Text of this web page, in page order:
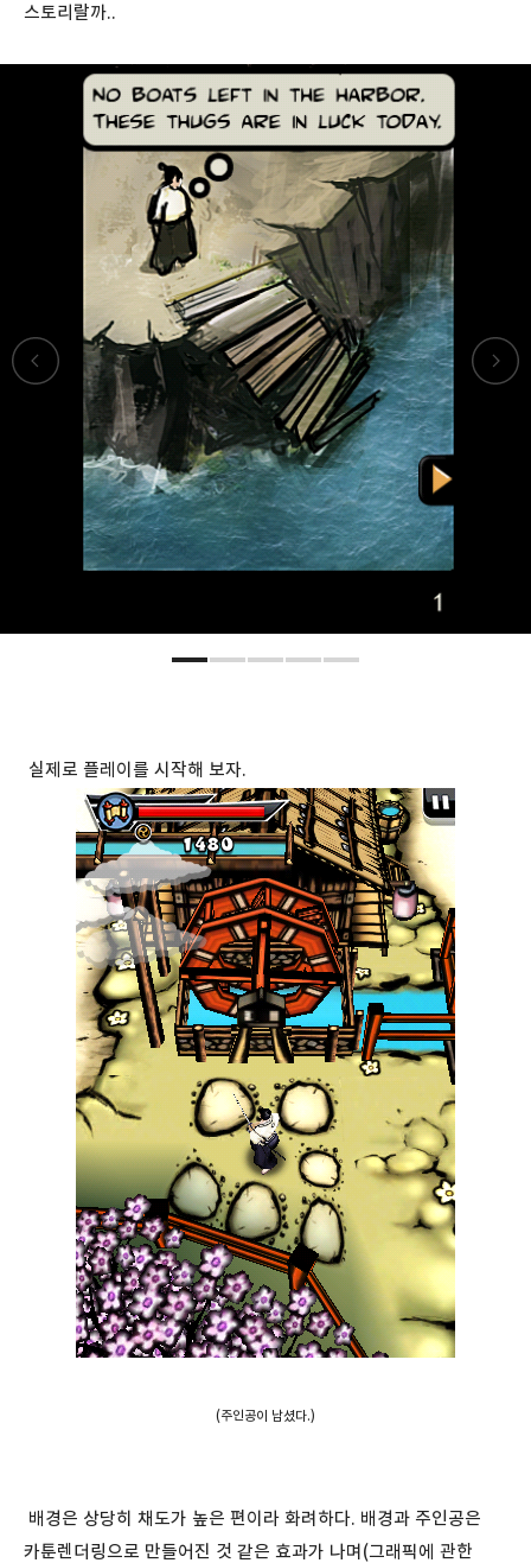
스토리랄까..
실제로 플레이를 시작해 보자.
(주인공이 납셨다.)
배경은 상당히 채도가 높은 편이라 화려하다. 배경과 주인공은
카툰렌더링으로 만들어진 것 같은 효과가 나며(그래픽에 관한